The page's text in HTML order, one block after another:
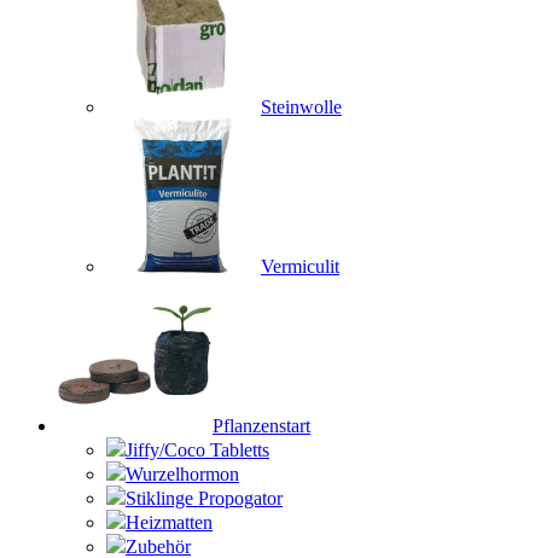
Steinwolle
Vermiculit
Pflanzenstart
Jiffy/Coco Tabletts
Wurzelhormon
Stiklinge Propogator
Heizmatten
Zubehör